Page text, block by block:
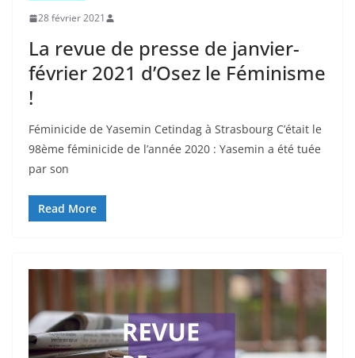
28 février 2021
La revue de presse de janvier-
février 2021 d’Osez le Féminisme
!
Féminicide de Yasemin Cetindag à Strasbourg C’était le
98ème féminicide de l’année 2020 : Yasemin a été tuée
par son
Read More